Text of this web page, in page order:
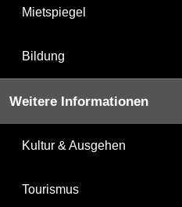
Mietspiegel
Bildung
Weitere Informationen
Kultur & Ausgehen
Tourismus